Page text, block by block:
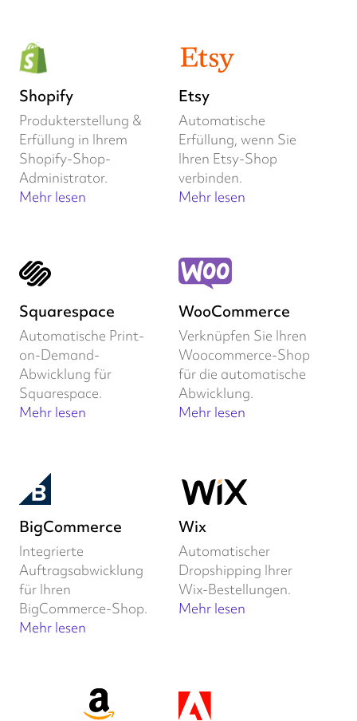
Shopify
Produkterstellung &
Erfüllung in Ihrem
Shopify-Shop-
Administrator.
Mehr lesen
Etsy
Automatische
Erfüllung, wenn Sie
Ihren Etsy-Shop
verbinden.
Mehr lesen
Squarespace
Automatische Print-
on-Demand-
Abwicklung für
Squarespace.
Mehr lesen
WooCommerce
Verknüpfen Sie Ihren
Woocommerce-Shop
für die automatische
Abwicklung.
Mehr lesen
BigCommerce
Integrierte
Auftragsabwicklung
für Ihren
BigCommerce-Shop.
Mehr lesen
Wix
Automatischer
Dropshipping Ihrer
Wix-Bestellungen.
Mehr lesen